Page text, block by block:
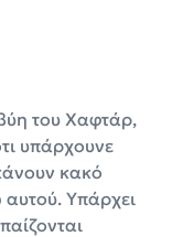
του Χαφτάρ,
υπάρχουνε
κακό
Υπάρχει